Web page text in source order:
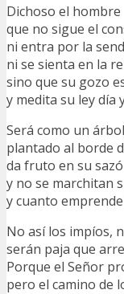
Dichoso el hombre
que no sigue el
ni entra por la
ni se sienta en la
sino que su gozo
y medita su ley día
Será como un árbol
plantado al borde
da fruto en su
y no se marchitan
y cuanto
No así los impíos,
serán paja que
Porque el Señor
pero el camino de